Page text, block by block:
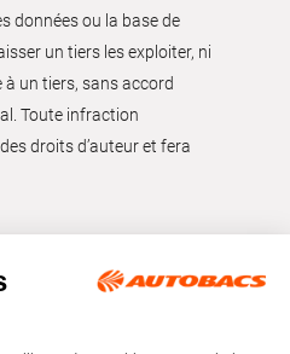
données ou la base de
un tiers les exploiter, ni
à un tiers, sans accord
Toute infraction
droits d’auteur et fera